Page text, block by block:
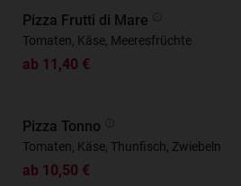
Pizza Frutti di Mare
Tomaten, Käse, Meeresfrüchte
ab 11,40 €
Pizza Tonno
Tomaten, Käse, Thunfisch, Zwiebeln
ab 10,50 €